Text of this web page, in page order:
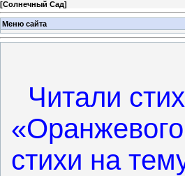
[Солнечный Сад]
Меню сайта
Читали
стихи на